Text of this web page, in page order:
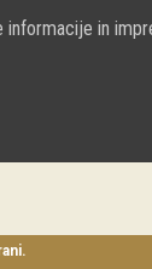
informacije in